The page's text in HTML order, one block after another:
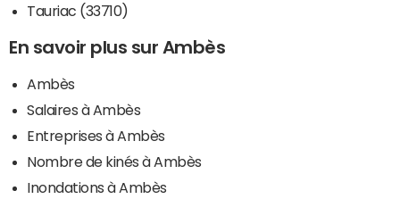
Tauriac (33710)
En savoir plus sur Ambès
Ambès
Salaires à Ambès
Entreprises à Ambès
Nombre de kinés à Ambès
Inondations à Ambès